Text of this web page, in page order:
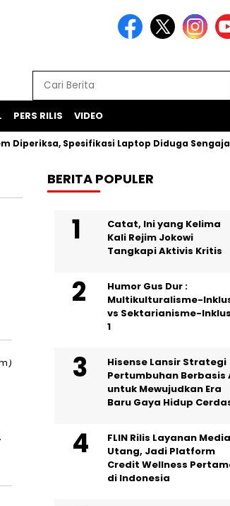
PERS RILIS VIDEO
Spesifikasi Laptop Diduga Sengaja
BERITA POPULER
Catat, Ini yang Kelima
Kali Rejim Jokowi
Tangkapi Aktivis Kritis
Humor Gus Dur :
Multikulturalisme-
vs Sektarianisme-
1
Hisense Lansir Strategi
Pertumbuhan Berbasis
untuk Mewujudkan Era
Baru Gaya Hidup
FLIN Rilis Layanan
Utang, Jadi Platform
Credit Wellness
di Indonesia